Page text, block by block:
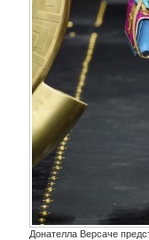
Донателла Версаче